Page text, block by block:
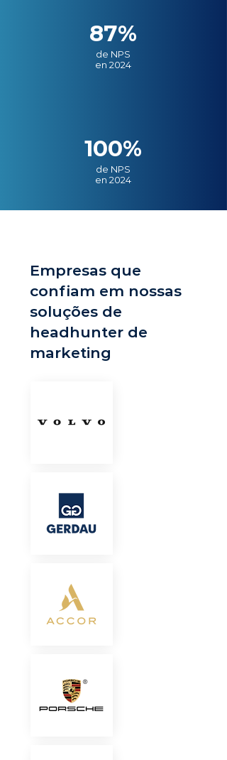
87%
de NPS
en 2024
100%
de NPS
en 2024
Empresas que
confiam em nossas
soluções de
headhunter de
marketing